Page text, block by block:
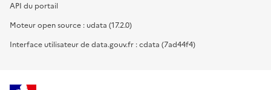
API du portail
Moteur open source : udata (17.2.0)
Interface utilisateur de data.gouv.fr : cdata (7ad44f4)